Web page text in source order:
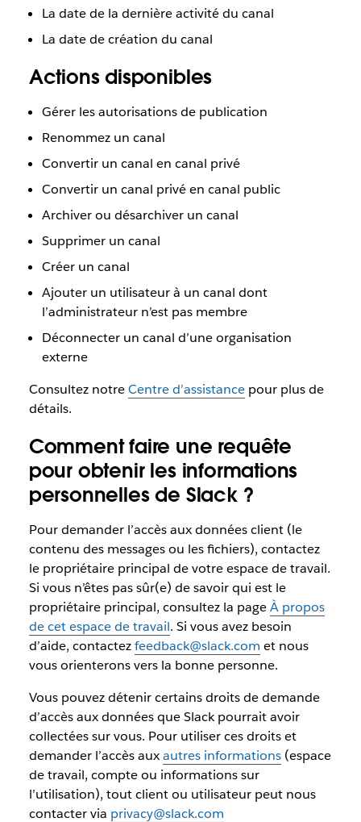
La date de la dernière activité du canal
La date de création du canal
Actions disponibles
Gérer les autorisations de publication
Renommez un canal
Convertir un canal en canal privé
Convertir un canal privé en canal public
Archiver ou désarchiver un canal
Supprimer un canal
Créer un canal
Ajouter un utilisateur à un canal dont
l’administrateur n’est pas membre
Déconnecter un canal d’une organisation
externe
Consultez notreCentre d’assistancepour plus de
détails.
Comment faire une requête
pour obtenir les informations
personnelles de Slack ?
Pour demander l’accès aux données client (le
contenu des messages ou les fichiers), contactez
le propriétaire principal de votre espace de travail.
Si vous n’êtes pas sûr(e) de savoir qui est le
propriétaire principal, consultez la pageÀ propos
de cet espace de travail. Si vous avez besoin
d’aide, contactezfeedback@slack.com et nous
vous orienterons vers la bonne personne.
Vous pouvez détenir certains droits de demande
d’accès aux données que Slack pourrait avoir
collectées sur vous. Pour utiliser ces droits et
demander l’accès auxautres informations(espace
de travail, compte ou informations sur
l’utilisation), tout client ou utilisateur peut nous
contacter via privacy@slack.com